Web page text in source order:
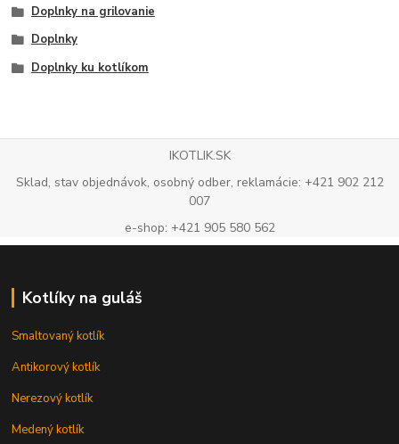
Doplnky na grilovanie
Doplnky
Doplnky ku kotlíkom
IKOTLIK.SK
Sklad, stav objednávok, osobný odber, reklamácie: +421 902 212
007
e-shop: +421 905 580 562
Kotlíky na guláš
Smaltovaný kotlík
Antikorový kotlík
Nerezový kotlík
Medený kotlík